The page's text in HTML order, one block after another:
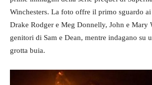
Winchesters. La foto offre il primo sguardo
Drake Rodger e Meg Donnelly, John e Mary
genitori di Sam e Dean, mentre indagano su
grotta buia.